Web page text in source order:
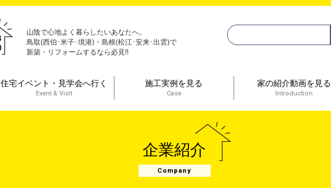
山陰で心地よく暮らしたいあなたへ。
鳥取(西伯･米子･境港)・島根(松江･安来･出雲)で
新築・リフォームするなら必見!!
住宅イベント・見学会へ行く
Event & Visit
施工実例を見る
Case
家の紹介動画を見る
Introduction
企業紹介
Company